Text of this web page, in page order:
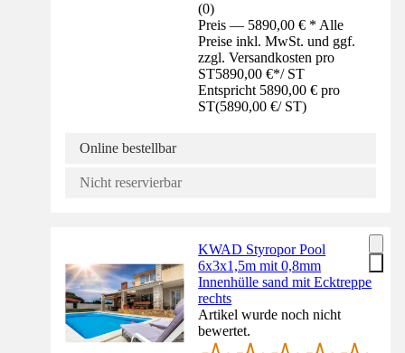
(0)
Preis — 5890,00 € * Alle
Preise inkl. MwSt. und ggf.
zzgl. Versandkosten pro
ST5890,00 €*/ ST
Entspricht 5890,00 € pro
ST(5890,00 €/ ST)
Online bestellbar
Nicht reservierbar
KWAD Styropor Pool
6x3x1,5m mit 0,8mm
Innenhülle sand mit Ecktreppe
rechts
Artikel wurde noch nicht
bewertet.